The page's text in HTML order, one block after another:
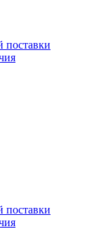
поставки
поставки